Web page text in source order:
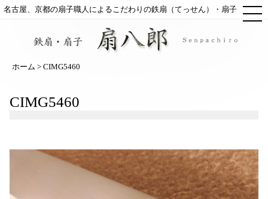
名古屋、京都の扇子職人によるこだわりの鉄扇（てっせん）・扇子
ホーム > CIMG5460
CIMG5460